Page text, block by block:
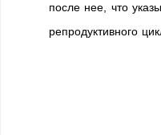
после нее, что
репродуктивного